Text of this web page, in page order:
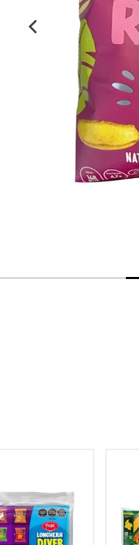
Mantequilla